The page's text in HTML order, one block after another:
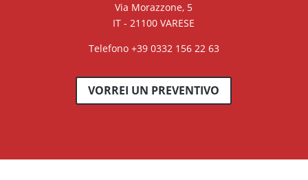
Via Morazzone, 5
IT - 21100 VARESE
Telefono +39 0332 156 22 63
VORREI UN PREVENTIVO